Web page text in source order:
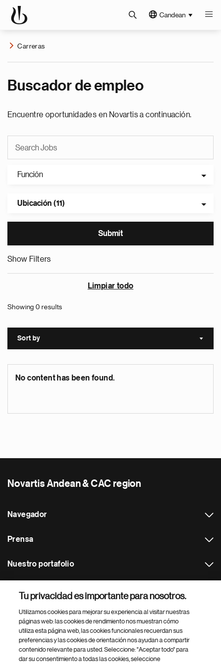
Candean
Carreras
Buscador de empleo
Encuentre oportunidades en Novartis a continuación.
Función
Ubicación (11)
Show Filters
Limpiar todo
Showing 0 results
Sort by Sort
No content has been found.
Novartis Andean & CAC region
Navegador
Prensa
Nuestro portafolio
Footer Site Search
Tu privacidad es importante para nosotros.
Utilizamos cookies para mejorar su experiencia al visitar nuestras
páginas web: las cookies de rendimiento nos muestran cómo
utiliza esta página web, las cookies funcionales recuerdan sus
preferencias y las cookies de orientación nos ayudan a compartir
contenido relevante para usted. Seleccione: "Aceptar todo" para
dar su consentimiento a todas las cookies, seleccione